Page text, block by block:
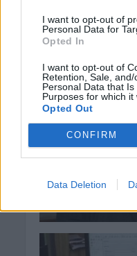
I want to opt-out of
Personal Data for
Opted In
I want to opt-out of
Retention, Sale,
Personal Data that
Purposes for which it
Opted Out
CONFIRM
Data Deletion